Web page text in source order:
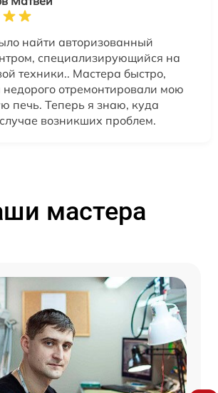
найти авторизованный
специализирующийся на
техники.. Мастера быстро,
недорого отремонтировали мою
печь. Теперь я знаю, куда
возникших проблем.
мастера